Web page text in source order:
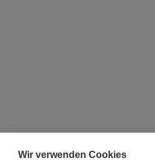
Wir verwenden Cookies